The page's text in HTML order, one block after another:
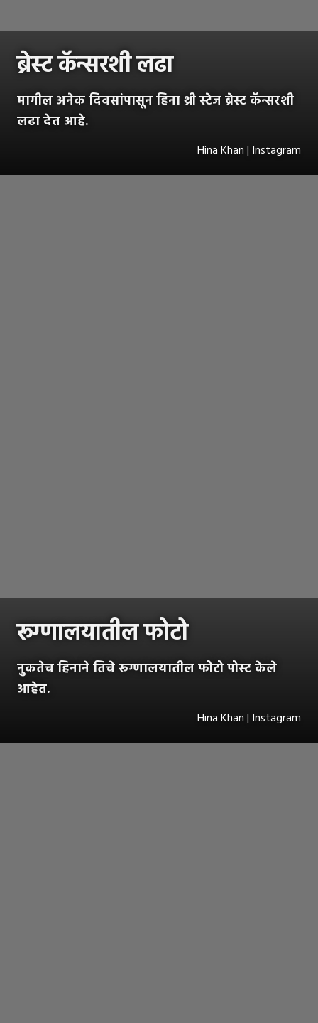
ब्रेस्ट कॅन्सरशी लढा
मागील अनेक दिवसांपासून हिना थ्री स्टेज ब्रेस्ट कॅन्सरशी
लढा देत आहे.
Hina Khan | Instagram
रूग्णालयातील फोटो
नुकतेच हिनाने तिचे रूग्णालयातील फोटो पोस्ट केले
आहेत.
Hina Khan | Instagram